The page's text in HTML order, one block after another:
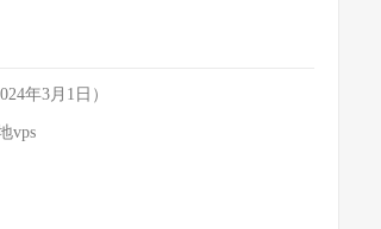
年3月1日）
vps